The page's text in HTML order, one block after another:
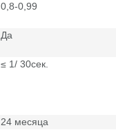
0,8-0,99
Да
≤ 1/ 30сек.
24 месяца